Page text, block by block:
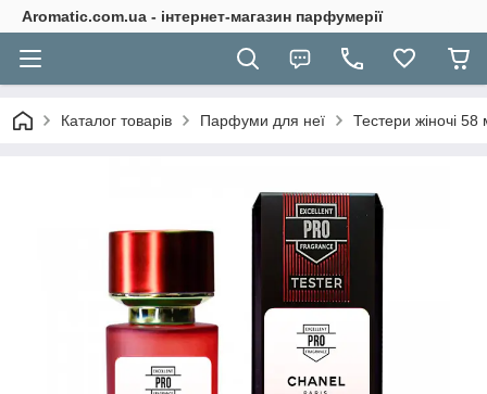
Aromatic.com.ua - інтернет-магазин парфумерії
Каталог товарів Парфуми для неї Тестери жіночі 58